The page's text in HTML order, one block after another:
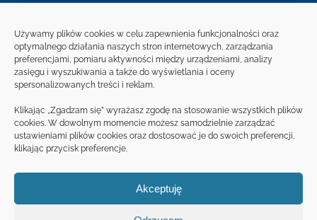
Używamy plików cookies w celu zapewnienia funkcjonalności oraz
optymalnego działania naszych stron internetowych, zarządzania
preferencjami, pomiaru aktywności między urządzeniami, analizy
zasięgu i wyszukiwania a także do wyświetlania i oceny
spersonalizowanych treści i reklam.
Klikając „Zgadzam się” wyrażasz zgodę na stosowanie wszystkich plików
cookies. W dowolnym momencie możesz samodzielnie zarządzać
ustawieniami plików cookies oraz dostosować je do swoich preferencji,
klikając przycisk preferencje.
Akceptuję
Newsletter
Bądź w kontakcie z MAKRO
NEWSLETTER
© MAKRO Cash and Carry Polska S.A 2020
Regulamin klienta|Polityka prywatności|Polityka plików